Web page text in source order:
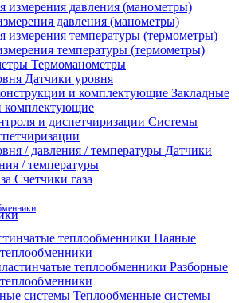
давления (манометры)
температуры (термометры)
Термоманометры
Датчики уровня
Закладные
комплектующие
Системы
Датчики
/ температуры
Счетчики газа
Паяные
Разборные
Теплообменные системы